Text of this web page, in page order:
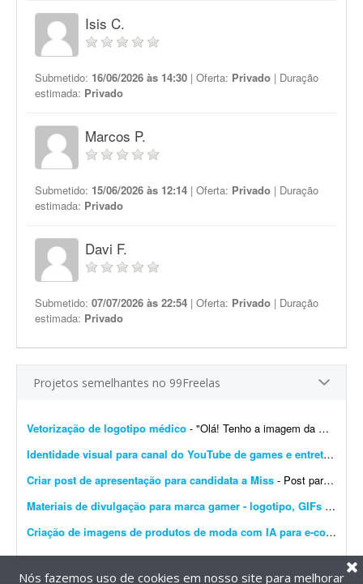
Isis C.
Submetido: 16/06/2026 às 14:30 | Oferta: Privado | Duração
estimada: Privado
Marcos P.
Submetido: 15/06/2026 às 12:14 | Oferta: Privado | Duração
estimada: Privado
Davi F.
Submetido: 07/07/2026 às 22:54 | Oferta: Privado | Duração
estimada: Privado
Projetos semelhantes no 99Freelas
Vetorização de logotipo médico - "Olá! Tenho a imagem da minha logomarca recentemente alterada por IA em alta resolução, mas preciso do arquivo base vetorizado para garantir qualidade na reproduç&a...
Identidade visual para canal do YouTube de games e entretenimento
Criar post de apresentação para candidata a Miss - Post para candidata a Miss com a foto da candidata no centro, destacando sua beleza e contendo o nome Kaylana. O objetivo é apresentar a candidata e estimular a torcida.
Materiais de divulgação para marca gamer - logotipo, GIFs e banners
Criação de imagens de produtos de moda com IA para e-commerce
Nós fazemos uso de cookies em nosso site para melhorar